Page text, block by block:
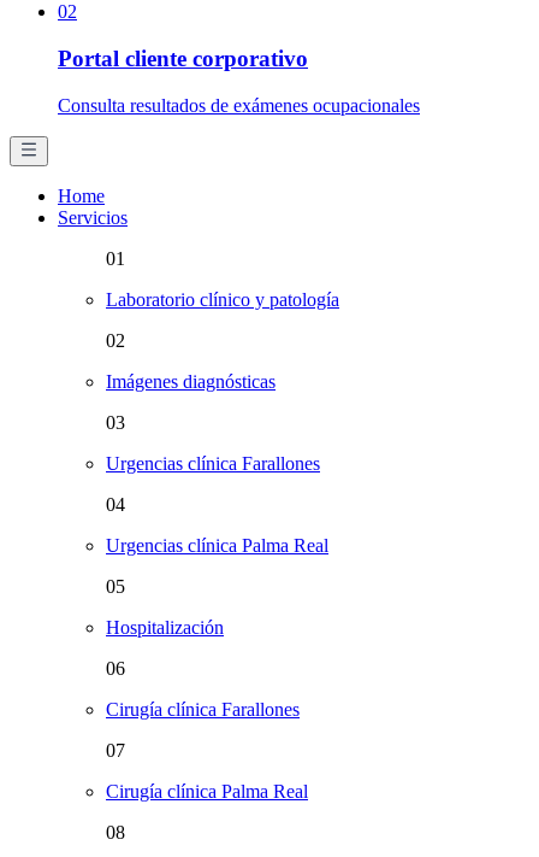
02
Portal cliente corporativo
Consulta resultados de exámenes ocupacionales
Home
Servicios
01
Laboratorio clínico y patología
02
Imágenes diagnósticas
03
Urgencias clínica Farallones
04
Urgencias clínica Palma Real
05
Hospitalización
06
Cirugía clínica Farallones
07
Cirugía clínica Palma Real
08